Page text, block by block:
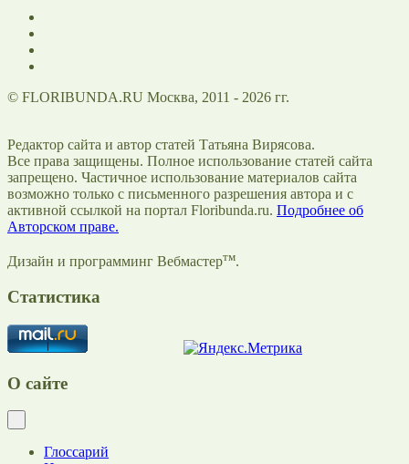
© FLORIBUNDA.RU Москва, 2011 - 2026 гг.
Редактор сайта и автор статей Татьяна Вирясова.
Все права защищены. Полное использование статей сайта
запрещено. Частичное использование материалов сайта
возможно только с письменного разрешения автора и с
активной ссылкой на портал Floribunda.ru. Подробнее об
Авторском праве.
Дизайн и программинг Вебмастертм.
Статистика
О сайте
Глоссарий